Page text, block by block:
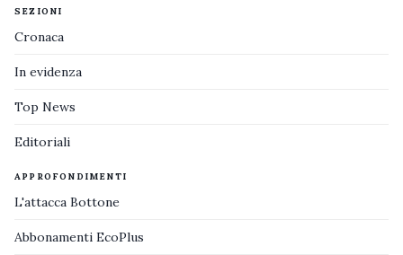
SEZIONI
Cronaca
In evidenza
Top News
Editoriali
APPROFONDIMENTI
L'attacca Bottone
Abbonamenti EcoPlus